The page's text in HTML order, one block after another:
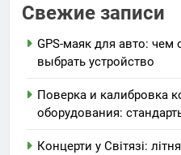
Свежие записи
GPS-маяк для авто: чем
выбрать устройство
Поверка и калибровка
оборудования:
Концерти у Світязі: